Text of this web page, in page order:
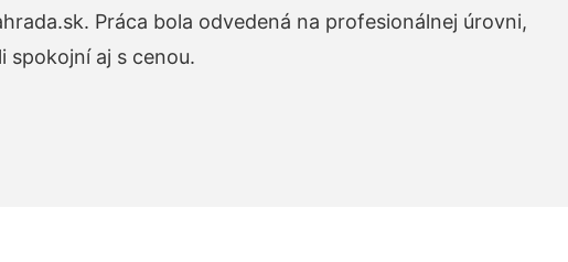
Práca bola odvedená na profesionálnej úrovni,
spokojní aj s cenou.